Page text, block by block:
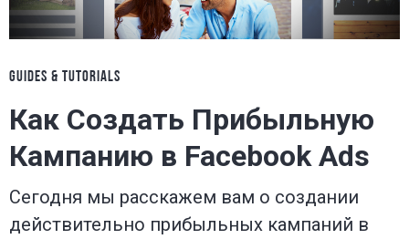
GUIDES & TUTORIALS
Как Создать Прибыльную
Кампанию в Facebook Ads
Сегодня мы расскажем вам о создании
действительно прибыльных кампаний в